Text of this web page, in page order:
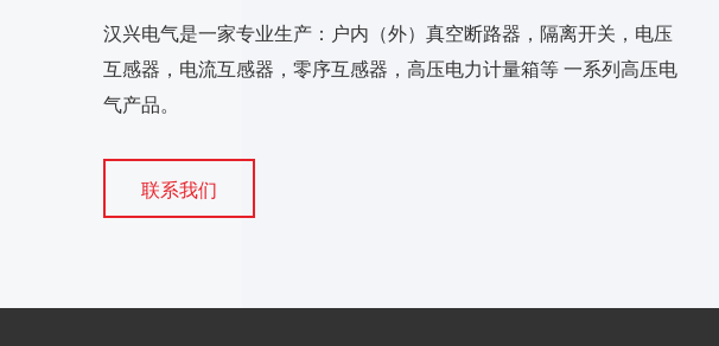
汉兴电气是一家专业生产：户内（外）真空断路器，隔离开关，电压
互感器，电流互感器，零序互感器，高压电力计量箱等 一系列高压电
气产品。
联系我们